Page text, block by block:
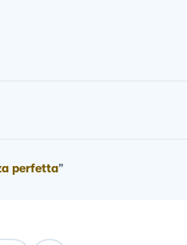
perfetta"